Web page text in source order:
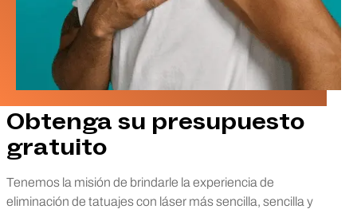
Obtenga su presupuesto
gratuito
Tenemos la misión de brindarle la experiencia de
eliminación de tatuajes con láser más sencilla, sencilla y